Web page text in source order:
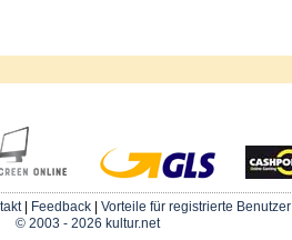
| Feedback| Vorteile für registrierte Benutzer
© 2003 - 2026 kultur.net